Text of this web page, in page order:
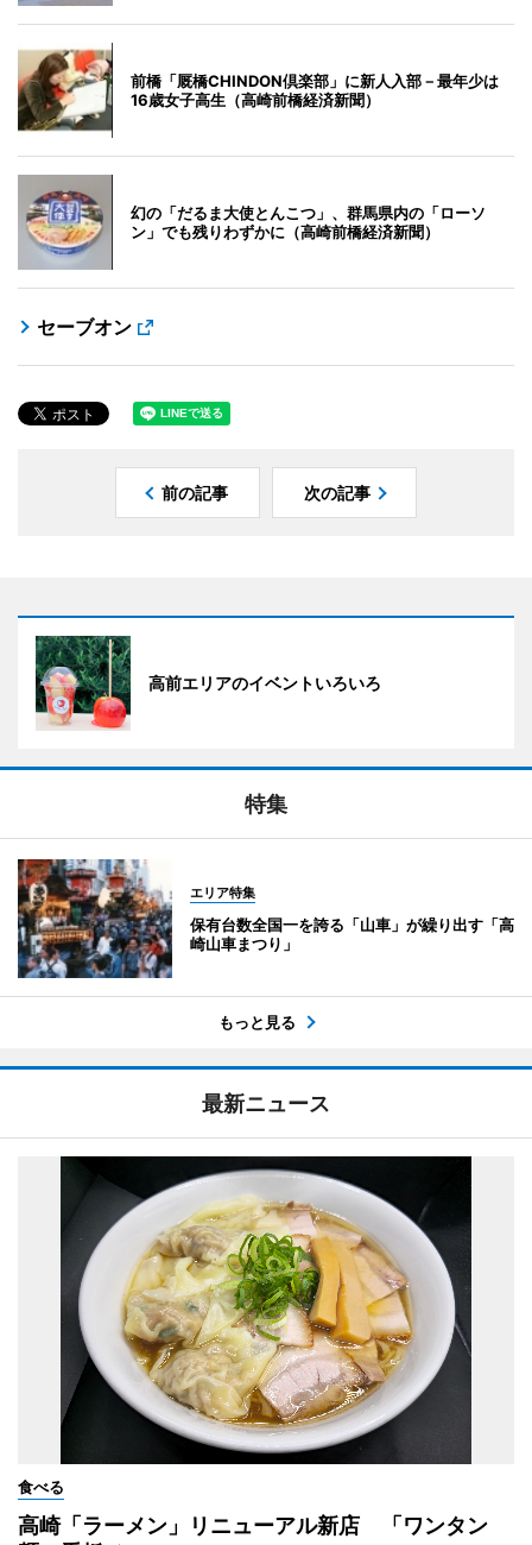
前橋「厩橋CHINDON倶楽部」に新人入部－最年少は
16歳女子高生（高崎前橋経済新聞）
幻の「だるま大使とんこつ」、群馬県内の「ローソ
ン」でも残りわずかに（高崎前橋経済新聞）
セーブオン
前の記事 次の記事
高前エリアのイベントいろいろ
特集
エリア特集
保有台数全国一を誇る「山車」が繰り出す「高
崎山車まつり」
もっと見る
最新ニュース
食べる
高崎「ラーメン」リニューアル新店 「ワンタン